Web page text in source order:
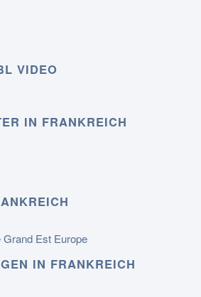
VIDEO
IN FRANKREICH
IN FRANKREICH